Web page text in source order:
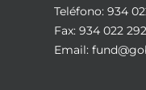
Teléfono: 934
Fax: 934 022 292
Email: